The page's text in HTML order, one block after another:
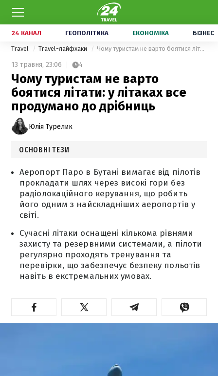
24 КАНАЛ ГЕОПОЛІТИКА ЕКОНОМІКА БІЗНЕС
Travel Travel-лайфхаки Чому туристам не варто боятися літати: у літаках все продумано до дрібниць
13 травня, 23:06 4
Чому туристам не варто
боятися літати: у літаках все
продумано до дрібниць
Юлія Турелик
ОСНОВНІ ТЕЗИ
Аеропорт Паро в Бутані вимагає від пілотів
прокладати шлях через високі гори без
радіолокаційного керування, що робить
його одним з найскладніших аеропортів у
світі.
Сучасні літаки оснащені кількома рівнями
захисту та резервними системами, а пілоти
регулярно проходять тренування та
перевірки, що забезпечує безпеку польотів
навіть в екстремальних умовах.